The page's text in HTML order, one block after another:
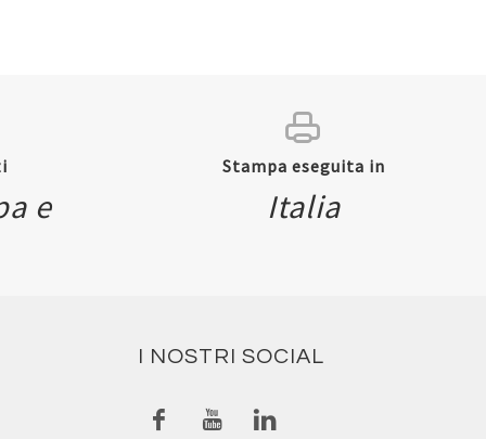
e
Stampa eseguita in
Italia
I NOSTRI SOCIAL